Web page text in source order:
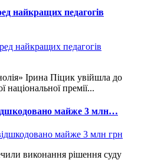
найкращих педагогів
Ірина Піцик увійшла до
премії...
майже 3 млн…
виконання рішення суду